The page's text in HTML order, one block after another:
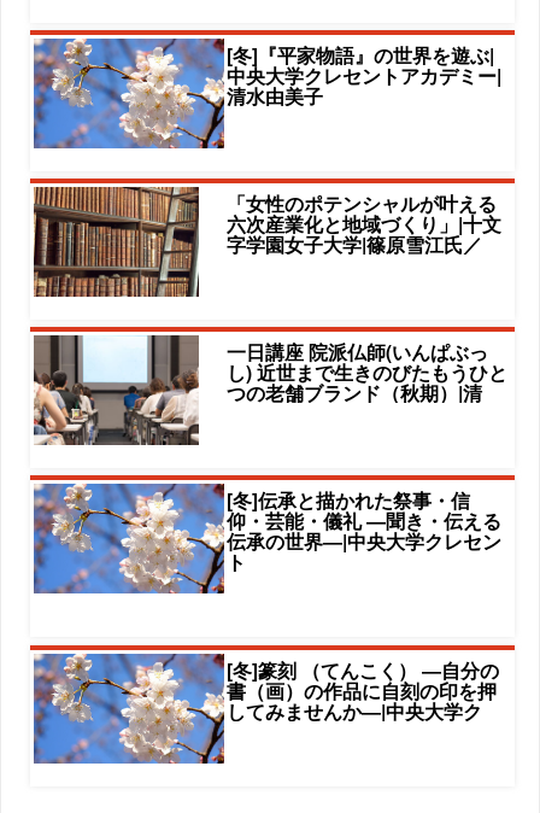
[冬]『平家物語』の世界を遊ぶ|
中央大学クレセントアカデミー|
清水由美子
「女性のポテンシャルが叶える
六次産業化と地域づくり」|十文
字学園女子大学|篠原雪江氏／
一日講座 院派仏師(いんぱぶっ
し) 近世まで生きのびたもうひと
つの老舗ブランド（秋期）|清
[冬]伝承と描かれた祭事・信
仰・芸能・儀礼 ―聞き・伝える
伝承の世界―|中央大学クレセン
ト
[冬]篆刻 （てんこく） ―自分の
書（画）の作品に自刻の印を押
してみませんか―|中央大学ク